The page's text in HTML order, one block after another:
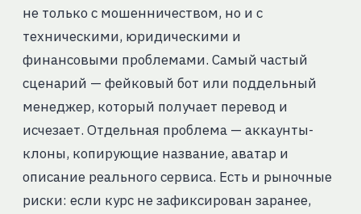
не только с мошенничеством, но и с
техническими, юридическими и
финансовыми проблемами. Самый частый
сценарий — фейковый бот или поддельный
менеджер, который получает перевод и
исчезает. Отдельная проблема — аккаунты-
клоны, копирующие название, аватар и
описание реального сервиса. Есть и рыночные
риски: если курс не зафиксирован заранее,